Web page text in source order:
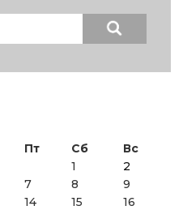
Пт Сб
Вс
1
2
7 8
9
14 15
16